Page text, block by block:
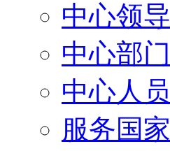
中心领导
中心部门
中心人员
服务国家